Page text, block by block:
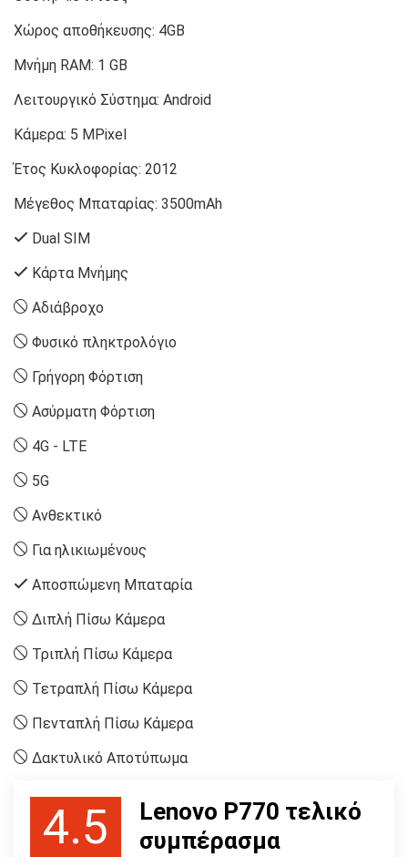
Χώρος αποθήκευσης: 4GB
Μνήμη RAM: 1 GB
Λειτουργικό Σύστημα: Android
Κάμερα: 5 MPixel
Έτος Κυκλοφορίας: 2012
Μέγεθος Μπαταρίας: 3500mAh
Dual SIM
Κάρτα Μνήμης
Αδιάβροχο
Φυσικό πληκτρολόγιο
Γρήγορη Φόρτιση
Ασύρματη Φόρτιση
4G - LTE
5G
Ανθεκτικό
Για ηλικιωμένους
Αποσπώμενη Μπαταρία
Διπλή Πίσω Κάμερα
Τριπλή Πίσω Κάμερα
Τετραπλή Πίσω Κάμερα
Πενταπλή Πίσω Κάμερα
Δακτυλικό Αποτύπωμα
4.5
Lenovo P770 τελικό
συμπέρασμα